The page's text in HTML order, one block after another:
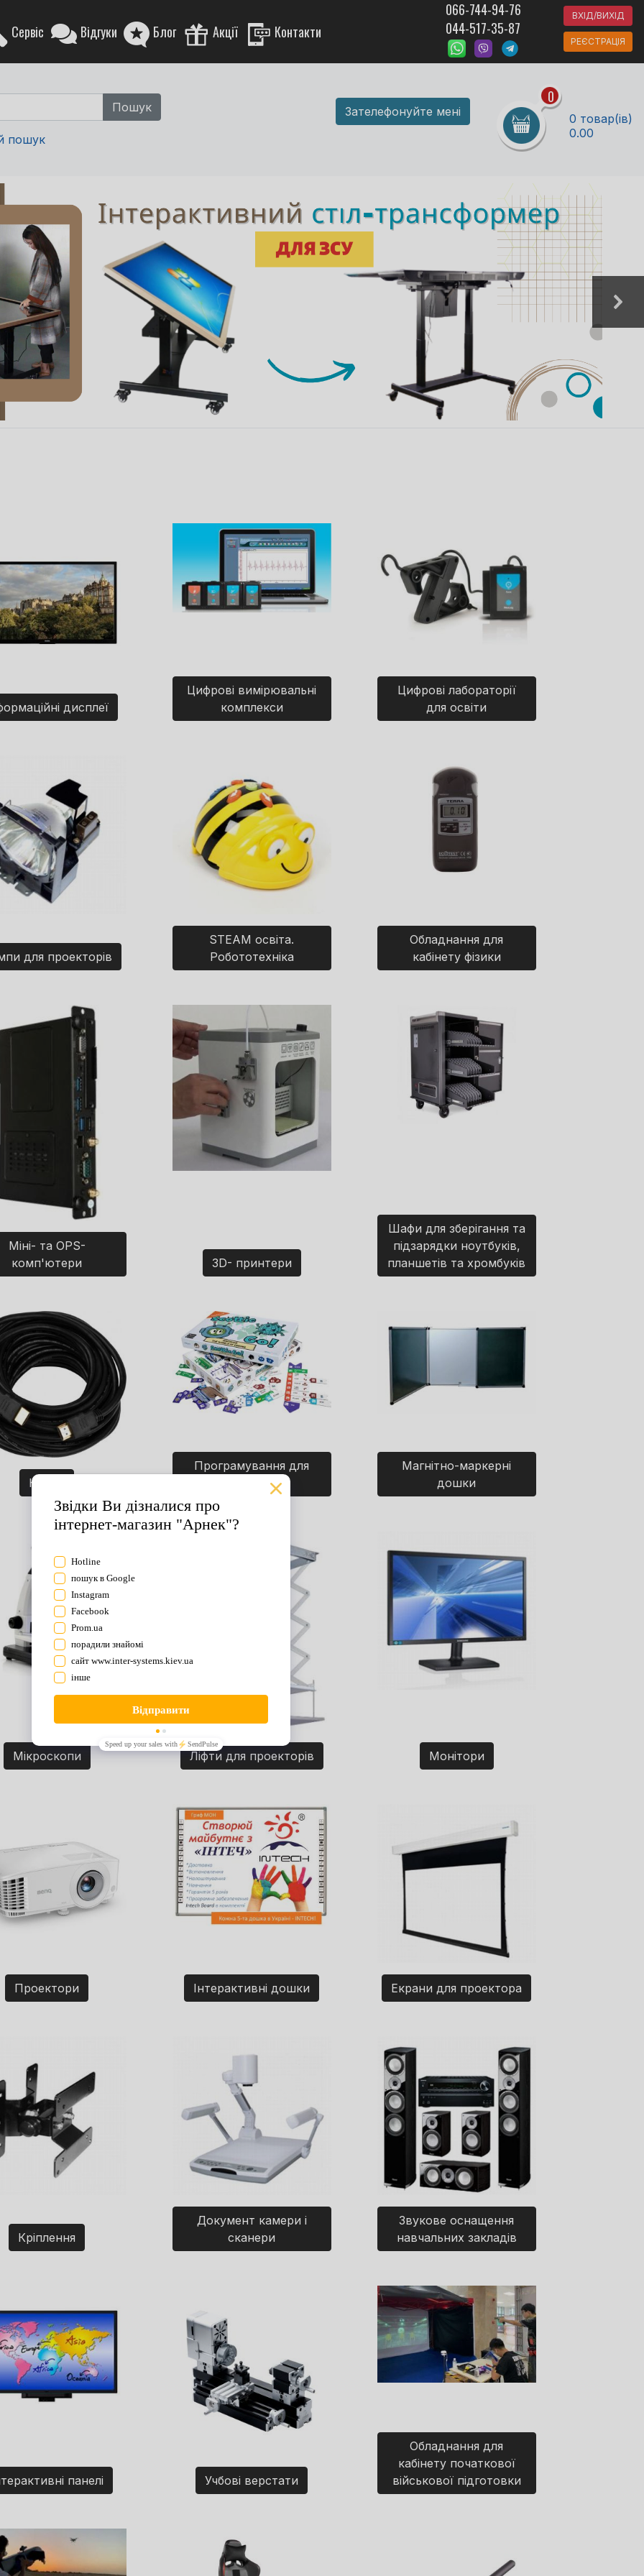
Сервіс Відгуки Блог Акції Контакти
066-744-94-76
044-517-35-87
ВХІД/ВИХІД
РЕЄСТРАЦІЯ
пошук
Зателефонуйте мені
0
0 товар(ів)
0.00
дисплеї
Цифрові вимірювальні
комплекси
Цифрові лабораторії
для освіти
для проекторів
STEAM освіта.
Робототехніка
Обладнання для
кабінету фізики
Міні- та OPS-
комп'ютери
3D- принтери
Шафи для зберігання та
підзарядки ноутбуків,
планшетів та хромбуків
Кабелі
Програмування для
дітей. Ігри.
Магнітно-маркерні
дошки
Мікроскопи Ліфти для проекторів Монітори
Проектори Інтерактивні дошки Екрани для проектора
Кріплення
Документ камери і
сканери
Звукове оснащення
навчальних закладів
панелі Учбові верстати
Обладнання для
кабінету початкової
військової підготовки